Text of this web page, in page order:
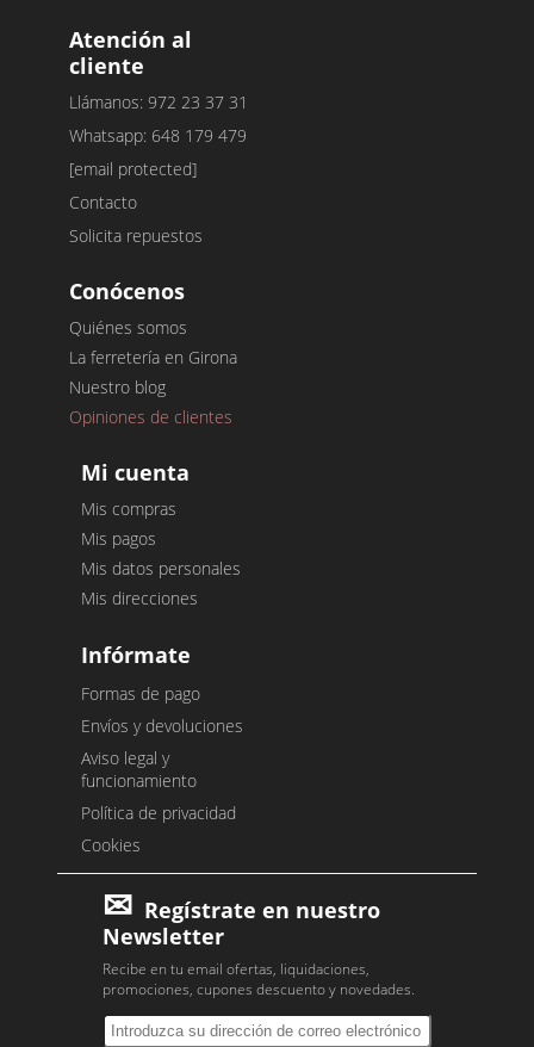
Atención al
cliente
Llámanos: 972 23 37 31
Whatsapp: 648 179 479
[email protected]
Contacto
Solicita repuestos
Conócenos
Quiénes somos
La ferretería en Girona
Nuestro blog
Opiniones de clientes
Mi cuenta
Mis compras
Mis pagos
Mis datos personales
Mis direcciones
Infórmate
Formas de pago
Envíos y devoluciones
Aviso legal y
funcionamiento
Política de privacidad
Cookies
Regístrate en nuestro
Newsletter
Recibe en tu email ofertas, liquidaciones,
promociones, cupones descuento y novedades.